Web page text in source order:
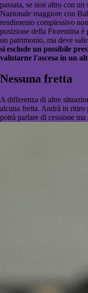
passata, se non altro con
Nazionale maggiore con
rendimento complessivo
posizione della Fiorentina è
un patrimonio, ma deve
si esclude un possibile
valutarne l'ascesa in un
Nessuna fretta
A differenza di altre
alcuna fretta. Andrà in ritiro
potrà parlare di cessione